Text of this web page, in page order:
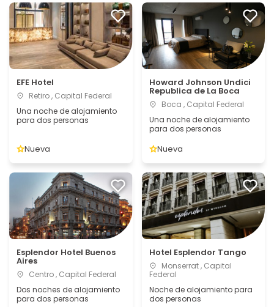
EFE Hotel
Retiro , Capital Federal
Una noche de alojamiento
para dos personas
Nueva
Howard Johnson Undici
Republica de La Boca
Boca , Capital Federal
Una noche de alojamiento
para dos personas
Nueva
Esplendor Hotel Buenos
Aires
Centro , Capital Federal
Dos noches de alojamiento
para dos personas
Hotel Esplendor Tango
Monserrat , Capital
Federal
Noche de alojamiento para
dos personas